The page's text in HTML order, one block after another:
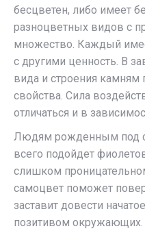
бесцветен, либо имеет
разноцветных видов с
множество. Каждый
с другими ценность. В
вида и строения
свойства. Сила
отличаться и в
Людям рожденным под
всего подойдет
слишком
самоцвет поможет
заставит довести
позитивом окружающих.